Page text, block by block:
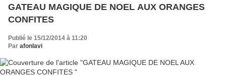
GATEAU MAGIQUE DE NOEL AUX ORANGES
CONFITES
Publié le 15/12/2014 à 11:20
Par afonlavi